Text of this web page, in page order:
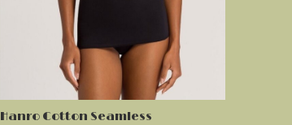
Hanro Cotton Seamless